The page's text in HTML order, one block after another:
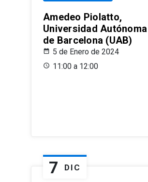
Amedeo Piolatto,
Universidad Autónoma
de Barcelona (UAB)
5 de Enero de 2024
11:00 a 12:00
7 DIC